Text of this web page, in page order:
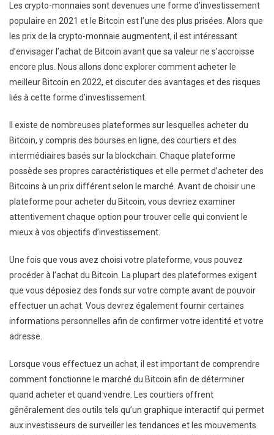
Les crypto-monnaies sont devenues une forme d’investissement
populaire en 2021 et le Bitcoin est l’une des plus prisées. Alors que
les prix de la crypto-monnaie augmentent, il est intéressant
d’envisager l’achat de Bitcoin avant que sa valeur ne s’accroisse
encore plus. Nous allons donc explorer comment acheter le
meilleur Bitcoin en 2022, et discuter des avantages et des risques
liés à cette forme d’investissement.
Il existe de nombreuses plateformes sur lesquelles acheter du
Bitcoin, y compris des bourses en ligne, des courtiers et des
intermédiaires basés sur la blockchain. Chaque plateforme
possède ses propres caractéristiques et elle permet d’acheter des
Bitcoins à un prix différent selon le marché. Avant de choisir une
plateforme pour acheter du Bitcoin, vous devriez examiner
attentivement chaque option pour trouver celle qui convient le
mieux à vos objectifs d’investissement.
Une fois que vous avez choisi votre plateforme, vous pouvez
procéder à l’achat du Bitcoin. La plupart des plateformes exigent
que vous déposiez des fonds sur votre compte avant de pouvoir
effectuer un achat. Vous devrez également fournir certaines
informations personnelles afin de confirmer votre identité et votre
adresse.
Lorsque vous effectuez un achat, il est important de comprendre
comment fonctionne le marché du Bitcoin afin de déterminer
quand acheter et quand vendre. Les courtiers offrent
généralement des outils tels qu’un graphique interactif qui permet
aux investisseurs de surveiller les tendances et les mouvements